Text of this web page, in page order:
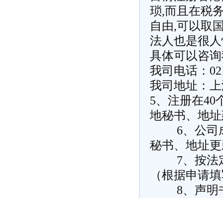
琐,而且在税
自由,可以取
法人也是很
具体可以咨
我司电话：
我司地址：
5、注册在40
地秘书、地
6、公司成
秘书、地址
7、按法定
（根据申请
8、声明书